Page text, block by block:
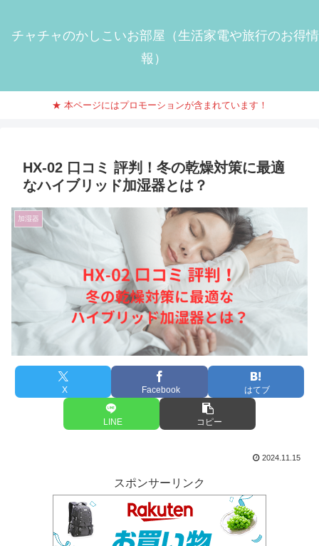
チャチャのかしこいお部屋（生活家電や旅行のお得情
報）
★ 本ページにはプロモーションが含まれています！
HX-02 口コミ 評判！冬の乾燥対策に最適
なハイブリッド加湿器とは？
加湿器
X Facebook はてブ
LINE コピー
2024.11.15
スポンサーリンク